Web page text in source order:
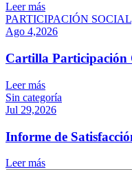
Leer más
PARTICIPACIÓN SOCIAL
Ago 4,2026
Cartilla Participación
Leer más
Sin categoría
Jul 29,2026
Informe de
Leer más